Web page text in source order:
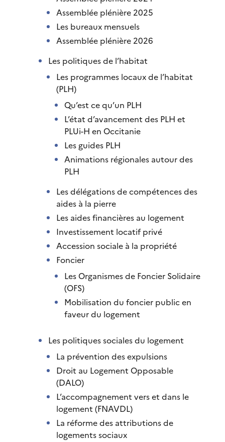
Assemblée plénière 2025
Les bureaux mensuels
Assemblée plénière 2026
Les politiques de l’habitat
Les programmes locaux de l’habitat
(PLH)
Qu’est ce qu’un PLH
L’état d’avancement des PLH et
PLUi-H en Occitanie
Les guides PLH
Animations régionales autour des
PLH
Les délégations de compétences des
aides à la pierre
Les aides financières au logement
Investissement locatif privé
Accession sociale à la propriété
Foncier
Les Organismes de Foncier Solidaire
(OFS)
Mobilisation du foncier public en
faveur du logement
Les politiques sociales du logement
La prévention des expulsions
Droit au Logement Opposable
(DALO)
L’accompagnement vers et dans le
logement (FNAVDL)
La réforme des attributions de
logements sociaux